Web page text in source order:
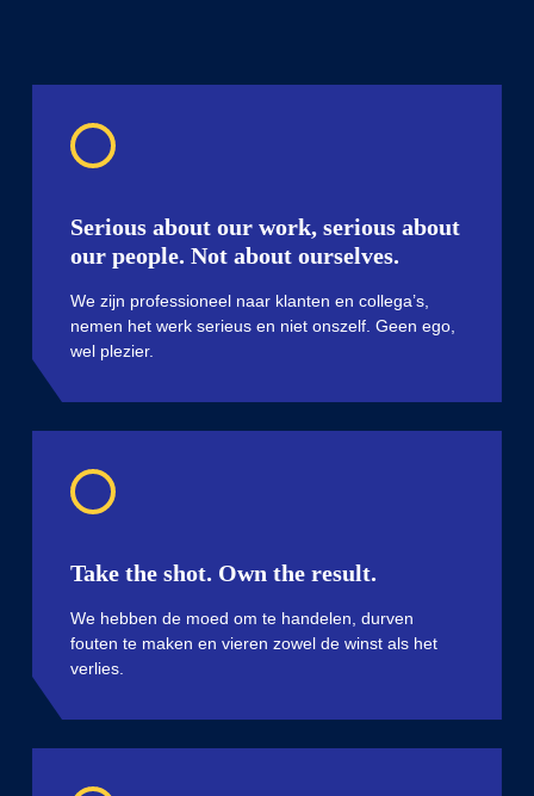
Serious about our work, serious about
our people. Not about ourselves.
We zijn professioneel naar klanten en collega’s,
nemen het werk serieus en niet onszelf. Geen ego,
wel plezier.
Take the shot. Own the result.
We hebben de moed om te handelen, durven
fouten te maken en vieren zowel de winst als het
verlies.